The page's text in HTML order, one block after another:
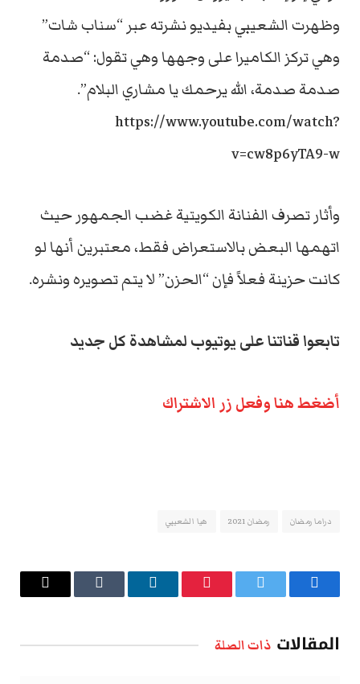
وظهرت الشعيبي بفيديو نشرته عبر “سناب شات”
وهي تركز الكاميرا على وجهها وهي تقول: “صدمة
صدمة صدمة، الله يرحمك يا مشاري البلام”.
https://www.youtube.com/watch?
v=cw8p6yTA9-w
وأثار تصرف الفنانة الكويتية غضب الجمهور حيث
اتهمها البعض بالاستعراض فقط، معتبرين أنها لو
كانت حزينة فعلاً فإن “الحزن” لا يتم تصويره ونشره.
تابعوا قناتنا على يوتيوب لمشاهدة كل جديد
أضغط هنا وفعل زر الاشتراك
دراما رمضان رمضان 2021 هيا الشعيبي
فيسبوك تويتر بينتيريستلينكدإن Tumblr
البريد
المقالات ذات الصلة